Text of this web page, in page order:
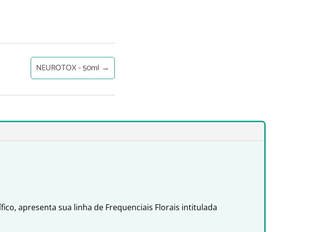
NEUROTOX - 50ml →
apresenta sua linha de Frequenciais Florais intitulada